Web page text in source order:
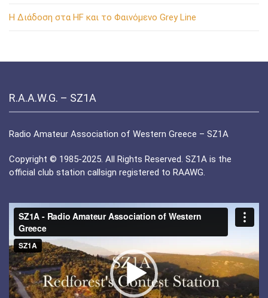
Η Διάδοση στα HF και το Φαινόμενο Grey Line
R.A.A.W.G. – SZ1A
Radio Amateur Association of Western Greece – SZ1A
Copyright © 1985-2025. All Rights Reserved. SZ1A is the
official club station callsign registered to RAAWG.
Πρόγραμμα
Αναπαραγωγής
Βίντεο